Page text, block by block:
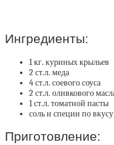
Ингредиенты:
1 кг. куриных крыльев
2 ст.л. меда
4 ст.л. соевого соуса
2 ст.л. оливкового
1 ст.л. томатной пасты
соль и специи по вкусу
Приготовление: